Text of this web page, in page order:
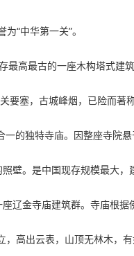
“中华第一关”。
高最古的一座木构塔式建筑
塞，古城峰烟，已险而著
的独特寺庙。因整座寺院悬
壁。是中国现存规模最大，
辽金寺庙建筑群。寺庙根据
高出云表，山顶无林木，